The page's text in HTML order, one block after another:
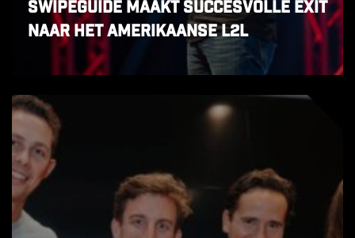
SwipeGuide maakt succesvolle exit
naar het Amerikaanse L2L